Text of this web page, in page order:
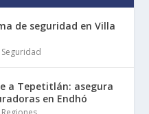
de seguridad en Villa
Seguridad
a Tepetitlán: asegura
en Endhó